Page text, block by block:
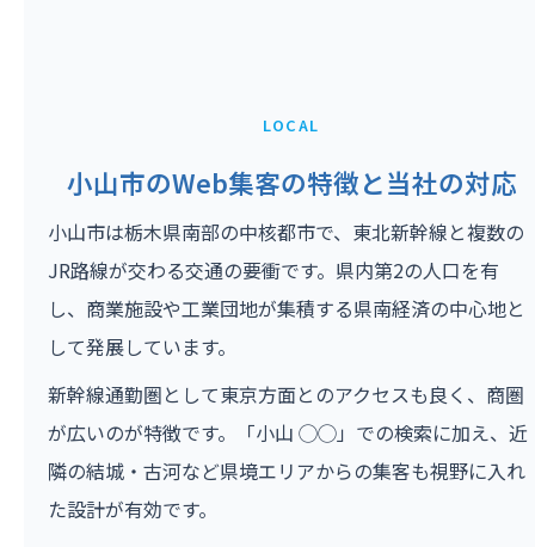
LOCAL
小山市のWeb集客の特徴と当社の対応
小山市は栃木県南部の中核都市で、東北新幹線と複数の
JR路線が交わる交通の要衝です。県内第2の人口を有
し、商業施設や工業団地が集積する県南経済の中心地と
して発展しています。
新幹線通勤圏として東京方面とのアクセスも良く、商圏
が広いのが特徴です。「小山 ◯◯」での検索に加え、近
隣の結城・古河など県境エリアからの集客も視野に入れ
た設計が有効です。